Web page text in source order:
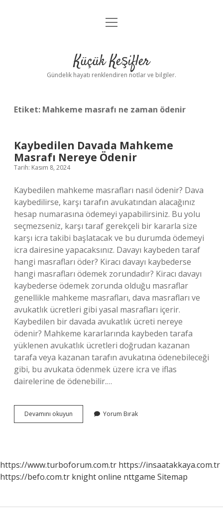
Anasayfa
Yasal Uyarı
menüyü
Küçük Keşifler
Gündelik hayatı renklendiren notlar ve bilgiler.
Etiket: Mahkeme masrafı ne zaman ödenir
Kaybedilen Davada Mahkeme
Masrafı Nereye Ödenir
Tarih: Kasım 8, 2024
Kaybedilen mahkeme masrafları nasıl ödenir? Dava
kaybedilirse, karşı tarafın avukatından alacağınız
hesap numarasına ödemeyi yapabilirsiniz. Bu yolu
seçmezseniz, karşı taraf gerekçeli bir kararla size
karşı icra takibi başlatacak ve bu durumda ödemeyi
icra dairesine yapacaksınız. Davayı kaybeden taraf
hangi masrafları öder? Kiracı davayı kaybederse
hangi masrafları ödemek zorundadır? Kiracı davayı
kaybederse ödemek zorunda olduğu masraflar
genellikle mahkeme masrafları, dava masrafları ve
avukatlık ücretleri gibi yasal masrafları içerir.
Kaybedilen bir davada avukatlık ücreti nereye
ödenir? Mahkeme kararlarında kaybeden tarafa
yüklenen avukatlık ücretleri doğrudan kazanan
tarafa veya kazanan tarafın avukatına ödenebileceği
gibi, bu avukata ödenmek üzere icra ve iflas
dairelerine de ödenebilir.…
Devamını okuyun Kaybedilen
Davada
Yorum Bırak
https://www.turboforum.com.tr https://insaatakkaya.com.tr
https://befo.com.tr knight online nttgame Sitemap